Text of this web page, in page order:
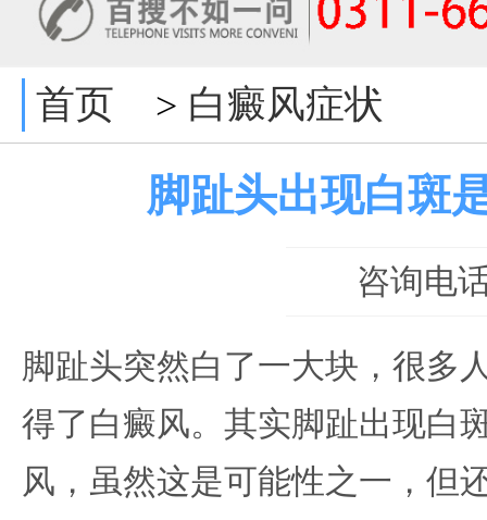
首页 > 白癜风症状
脚趾头出现白斑
咨询电
脚趾头突然白了一大块，很多
得了白癜风。其实脚趾出现白
风，虽然这是可能性之一，但